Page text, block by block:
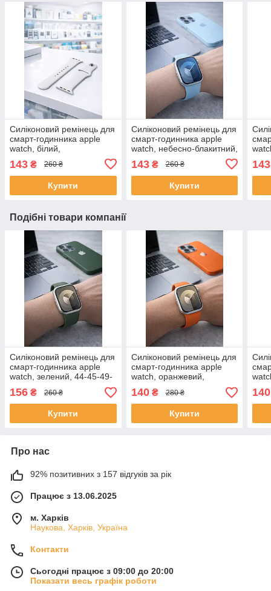
Силіконовий ремінець для
смарт-годинника apple
watch, білий,
143 ₴ 260 ₴
Купити
Силіконовий ремінець для
смарт-годинника apple
watch, небесно-блакитний,
40/41/S11/10/42 мм S/M
143₴ 260 ₴
Купити
143
Подібні товари компанії
Силіконовий ремінець для
смарт-годинника apple
watch, зелений, 44-45-49-
46 мм SM
156 ₴ 260 ₴
Купити
Силіконовий ремінець для
смарт-годинника apple
watch, оранжевий,
40/41/S11/10/42 мм S/M
140₴ 280 ₴
Купити
140
Про нас
92% позитивних з 157 відгуків за рік
Працює з 13.06.2025
м. Харків
Наукова, Харків, Україна
Контакти
Сьогодні працює з 09:00 до 20:00
Показати весь графік роботи